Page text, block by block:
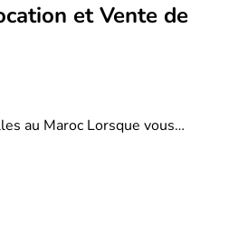
et Vente de
au Maroc Lorsque vous…